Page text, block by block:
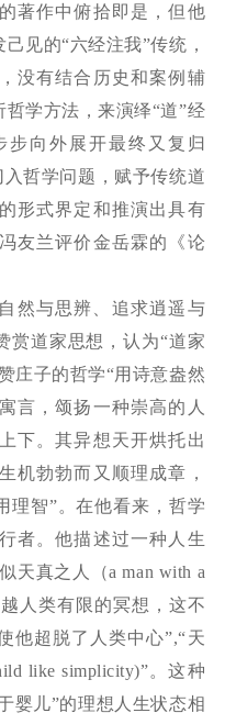
著作中俯拾即是，但他
见的“六经注我”传统，
没有结合历史和案例辅
学方法，来演绎“道”经
步向外展开最终又复归
哲学问题，赋予传统道
形式界定和推演出具有
友兰评价金岳霖的《论
然与思辨、追求逍遥与
赏道家思想，认为“道家
庄子的哲学“用诗意盎然
言，颂扬一种崇高的人
下。其异想天开烘托出
机勃勃而又顺理成章，
理智”。在他看来，哲学
者。他描述过一种人生
天真之人（a man with a
人类有限的冥想，这不
他超脱了人类中心”,“天
like simplicity)”。这种
婴儿”的理想人生状态相